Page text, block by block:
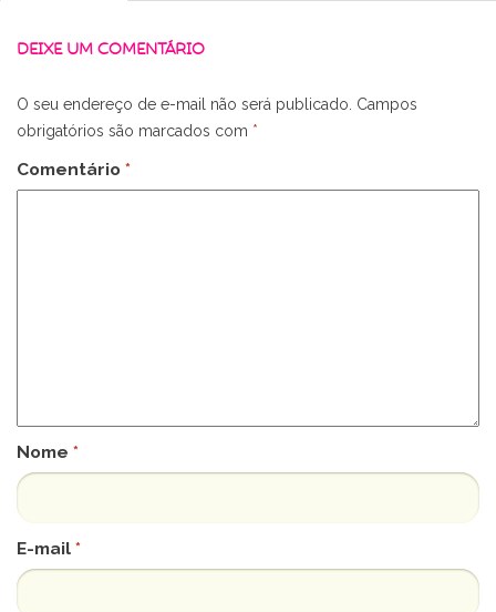
DEIXE UM COMENTÁRIO
O seu endereço de e-mail não será publicado. Campos
obrigatórios são marcados com *
Comentário *
Nome *
E-mail *